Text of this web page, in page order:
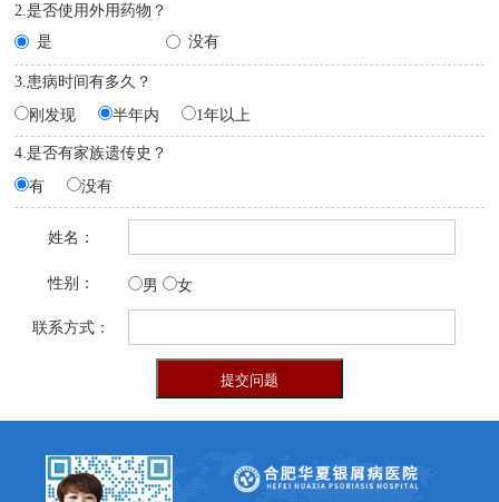
2.是否使用外用药物？
是
没有
3.患病时间有多久？
刚发现
半年内 1年以上
4.是否有家族遗传史？
有
没有
姓名：
性别： 男 女
联系方式：